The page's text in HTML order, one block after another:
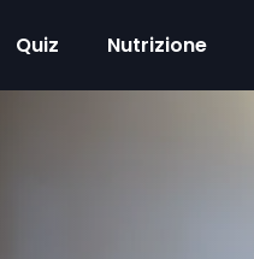
Quiz Nutrizione